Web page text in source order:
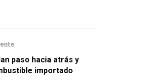
paso hacia atrás y
importado